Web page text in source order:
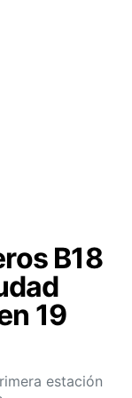
B18
19
estación